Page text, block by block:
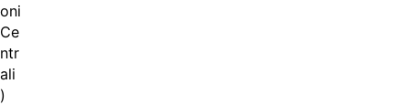
oni
Ce
ntr
ali
)